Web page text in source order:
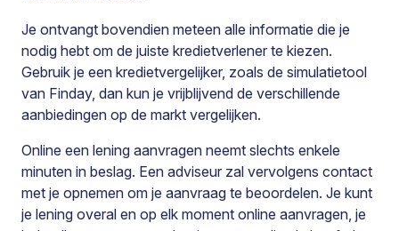
Je ontvangt bovendien meteen alle informatie die je
nodig hebt om de juiste kredietverlener te kiezen.
Gebruik je een kredietvergelijker, zoals de simulatietool
van Finday, dan kun je vrijblijvend de verschillende
aanbiedingen op de markt vergelijken.
Online een lening aanvragen neemt slechts enkele
minuten in beslag. Een adviseur zal vervolgens contact
met je opnemen om je aanvraag te beoordelen. Je kunt
je lening overal en op elk moment online aanvragen, je